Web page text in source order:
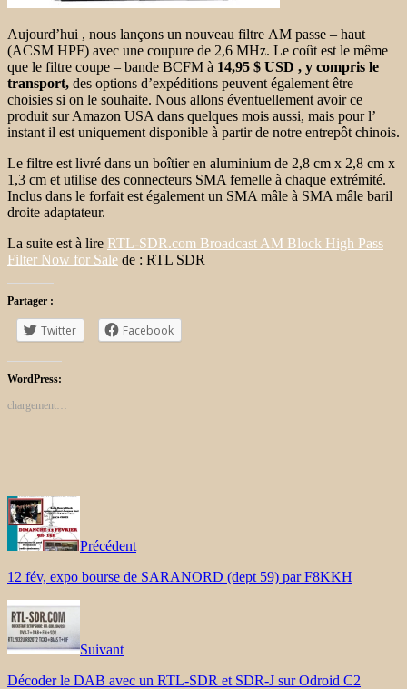
Aujourd’hui , nous lançons un nouveau filtre AM passe – haut
(ACSM HPF) avec une coupure de 2,6 MHz. Le coût est le même
que le filtre coupe – bande BCFM à 14,95 $ USD , y compris le
transport, des options d’expéditions peuvent également être
choisies si on le souhaite. Nous allons éventuellement avoir ce
produit sur Amazon USA dans quelques mois aussi, mais pour l’
instant il est uniquement disponible à partir de notre entrepôt chinois.
Le filtre est livré dans un boîtier en aluminium de 2,8 cm x 2,8 cm x
1,3 cm et utilise des connecteurs SMA femelle à chaque extrémité.
Inclus dans le forfait est également un SMA mâle à SMA mâle baril
droite adaptateur.
La suite est à lire RTL-SDR.com Broadcast AM Block High Pass
Filter Now for Sale de : RTL SDR
Partager :
Twitter Facebook
WordPress:
chargement…
Précédent
12 fév, expo bourse de SARANORD (dept 59) par F8KKH
Suivant
Décoder le DAB avec un RTL-SDR et SDR-J sur Odroid C2